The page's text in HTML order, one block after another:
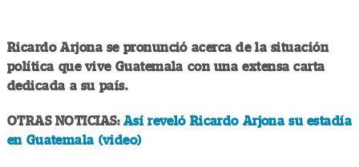
Ricardo Arjona se pronunció acerca de la situación
política que vive Guatemala con una extensa carta
dedicada a su país.
OTRAS NOTICIAS: Así reveló Ricardo Arjona su estadía
en Guatemala (video)